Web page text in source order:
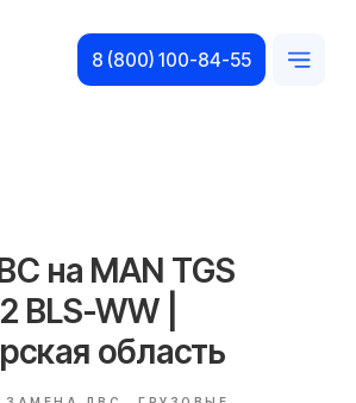
8 (800) 100-84-55
на MAN TGS
BLS-WW |
область